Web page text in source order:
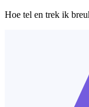
Hoe tel en trek ik